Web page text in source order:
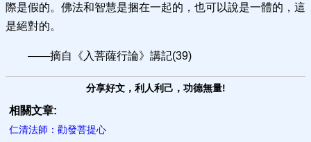
際是假的。佛法和智慧是捆在一起的，也可以說是一體的，這
是絕對的。
——摘自《入菩薩行論》講記(39)
分享好文，利人利己，功德無量!
相關文章:
仁清法師：勸發菩提心